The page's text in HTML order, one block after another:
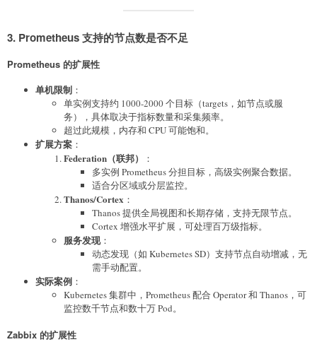
3. Prometheus 支持的节点数是否不足
Prometheus 的扩展性
单机限制 ：
单实例支持约 1000-2000 个目标（targets，如节点或服
务），具体取决于指标数量和采集频率。
超过此规模，内存和 CPU 可能饱和。
扩展方案 ：
Federation（联邦）
：
多实例 Prometheus 分担目标，高级实例聚合数据。
适合分区域或分层监控。
Thanos/Cortex ：
Thanos 提供全局视图和长期存储，支持无限节点。
Cortex 增强水平扩展，可处理百万级指标。
服务发现：
动态发现（如 Kubernetes SD）支持节点自动增减，无
需手动配置。
实际案例 ：
Kubernetes 集群中，Prometheus 配合 Operator 和 Thanos，可
监控数千节点和数十万 Pod。
Zabbix 的扩展性